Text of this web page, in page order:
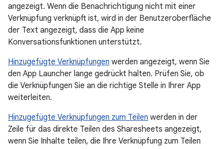
angezeigt. Wenn die Benachrichtigung nicht mit einer
Verknüpfung verknüpft ist, wird in der Benutzeroberfläche
der Text angezeigt, dass die App keine
Konversationsfunktionen unterstützt.
Hinzugefügte Verknüpfungen werden angezeigt, wenn Sie
den App Launcher lange gedrückt halten. Prüfen Sie, ob
die Verknüpfungen Sie an die richtige Stelle in Ihrer App
weiterleiten.
Hinzugefügte Verknüpfungen zum Teilen werden in der
Zeile für das direkte Teilen des Sharesheets angezeigt,
wenn Sie Inhalte teilen, die Ihre Verknüpfung zum Teilen